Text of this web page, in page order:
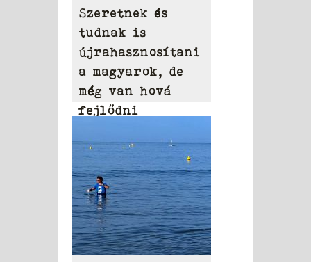
Szeretnek és
tudnak is
újrahasznosítani
a magyarok, de
még van hová
fejlődni